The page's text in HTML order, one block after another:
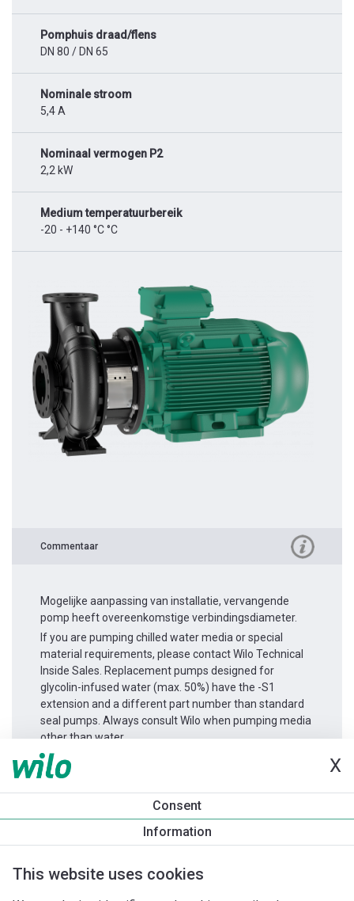
X
Consent
Information
This website uses cookies
Pomphuis draad/flens
DN 80 / DN 65
Nominale stroom
5,4 A
Nominaal vermogen P2
2,2 kW
Medium temperatuurbereik
-20 - +140 °C °C
Commentaar
Mogelijke aanpassing van installatie, vervangende
pomp heeft overeenkomstige verbindingsdiameter.
If you are pumping chilled water media or special
material requirements, please contact Wilo Technical
Inside Sales. Replacement pumps designed for
glycolin-infused water (max. 50%) have the -S1
extension and a different part number than standard
seal pumps. Always consult Wilo when pumping media
other than water.
Productinformatie
Atmos GIGA-B 65/160-2,2/4